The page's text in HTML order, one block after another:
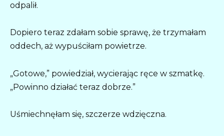
odpalił.
Dopiero teraz zdałam sobie sprawę, że trzymałam
oddech, aż wypuściłam powietrze.
„Gotowe,” powiedział, wycierając ręce w szmatkę.
„Powinno działać teraz dobrze.”
Uśmiechnęłam się, szczerze wdzięczna.